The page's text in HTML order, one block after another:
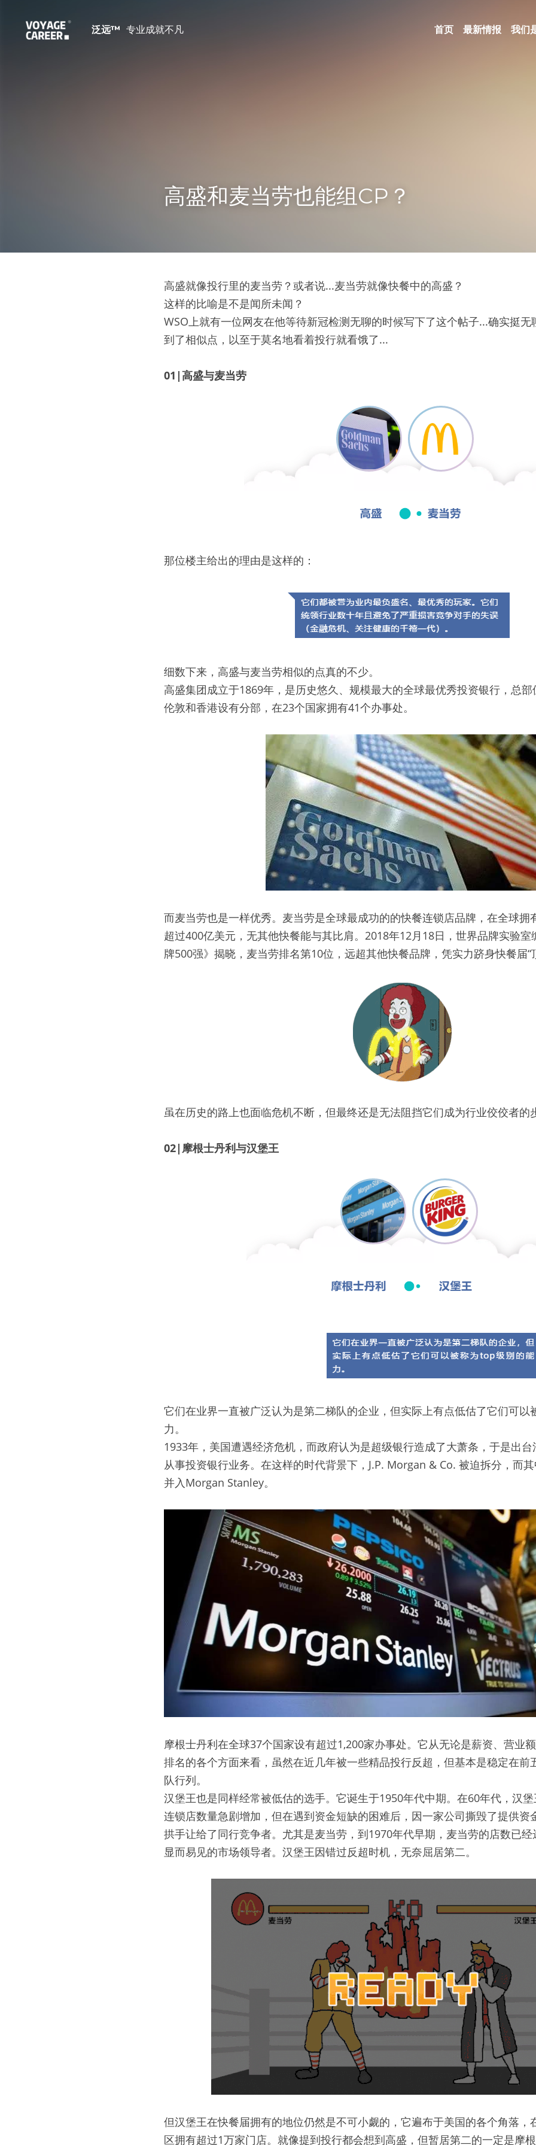
泛远™ 专业成就不凡 首页 最新情报 我们
高盛和麦当劳也能组CP？
高盛就像投行里的麦当劳？或者说...麦当劳就像快餐中的高盛？
这样的比喻是不是闻所未闻？
WSO上就有一位网友在他等待新冠检测无聊的时候写下了这个帖子...确实挺
到了相似点，以至于莫名地看着投行就看饿了...
01|高盛与麦当劳
那位楼主给出的理由是这样的：
细数下来，高盛与麦当劳相似的点真的不少。
高盛集团成立于1869年，是历史悠久、规模最大的全球最优秀投资银行，总
伦敦和香港设有分部，在23个国家拥有41个办事处。
而麦当劳也是一样优秀。麦当劳是全球最成功的的快餐连锁店品牌，在全球拥
超过400亿美元，无其他快餐能与其比肩。2018年12月18日，世界品牌实验
牌500强》揭晓，麦当劳排名第10位，远超其他快餐品牌，凭实力跻身快餐届“
虽在历史的路上也面临危机不断，但最终还是无法阻挡它们成为行业佼佼者的
02|摩根士丹利与汉堡王
它们在业界一直被广泛认为是第二梯队的企业，但实际上有点低估了它们可以
力。
1933年，美国遭遇经济危机，而政府认为是超级银行造成了大萧条，于是出
从事投资银行业务。在这样的时代背景下，J.P. Morgan & Co. 被迫拆分，而
并入Morgan Stanley。
摩根士丹利在全球37个国家设有超过1,200家办事处。它从无论是薪资、营业
排名的各个方面来看，虽然在近几年被一些精品投行反超，但基本是稳定在前
队行列。
汉堡王也是同样经常被低估的选手。它诞生于1950年代中期。在60年代，汉
连锁店数量急剧增加，但在遇到资金短缺的困难后，因一家公司撕毁了提供资
拱手让给了同行竞争者。尤其是麦当劳，到1970年代早期，麦当劳的店数已
显而易见的市场领导者。汉堡王因错过反超时机，无奈屈居第二。
但汉堡王在快餐届拥有的地位仍然是不可小觑的，它遍布于美国的各个角落，
区拥有超过1万家门店。就像提到投行都会想到高盛，但暂居第二的一定是摩